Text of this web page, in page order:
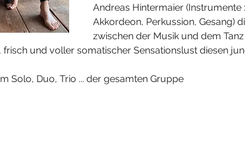
Andreas Hintermaier (Instrumente
Akkordeon, Perkussion, Gesang)
zwischen der Musik und dem
und voller somatischer Sensationslust diesen
Solo, Duo, Trio ... der gesamten Gruppe